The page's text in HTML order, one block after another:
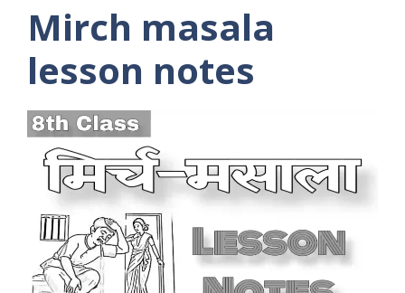
Mirch masala
lesson notes